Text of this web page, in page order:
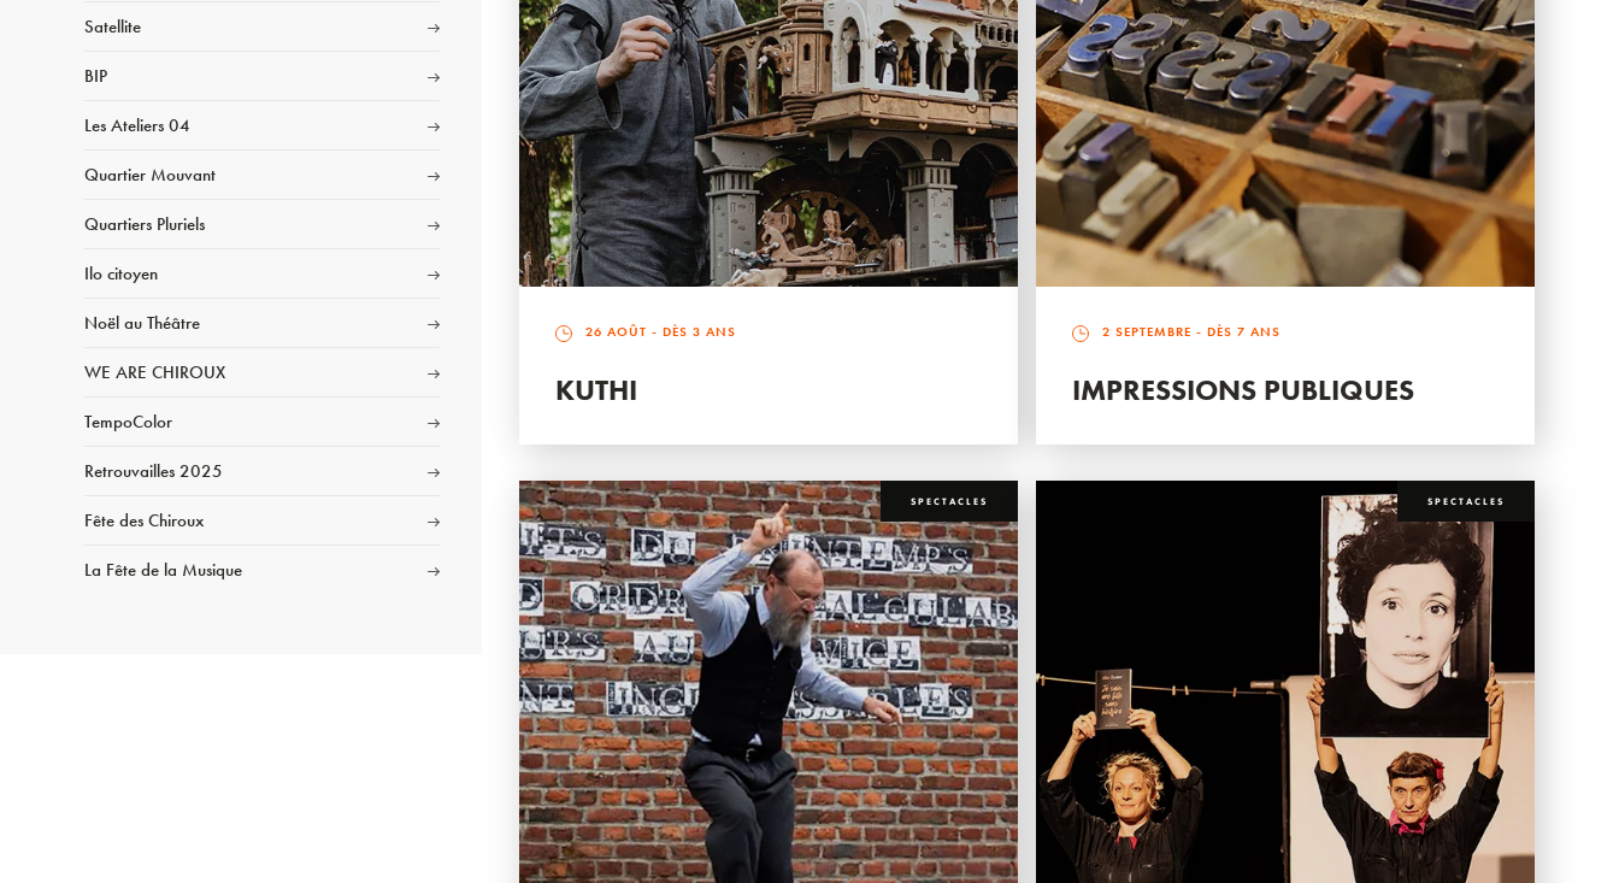
Satellite
BIP
Les Ateliers 04
Quartier Mouvant
Quartiers Pluriels
Ilo citoyen
Noël au Théâtre
WE ARE CHIROUX
TempoColor
Retrouvailles 2025
Fête des Chiroux
La Fête de la Musique
26 AOÛT - DÈS 3 ANS
KUTHI
2 SEPTEMBRE - DÈS 7 ANS
IMPRESSIONS PUBLIQUES
SPECTACLES SPECTACLES